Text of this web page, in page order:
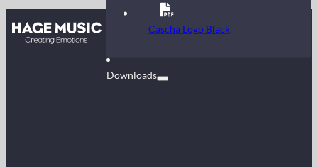
Kontakt
Downloads
Cascha Logo Black